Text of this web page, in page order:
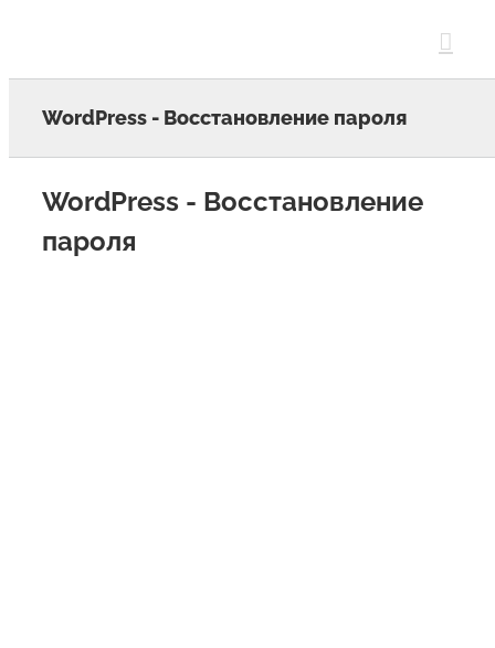
WordPress - Восстановление пароля
WordPress - Восстановление
пароля